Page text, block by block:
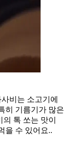
비는 소고기에
히 기름기가 많은
톡 쏘는 맛이
을 수 있어요..